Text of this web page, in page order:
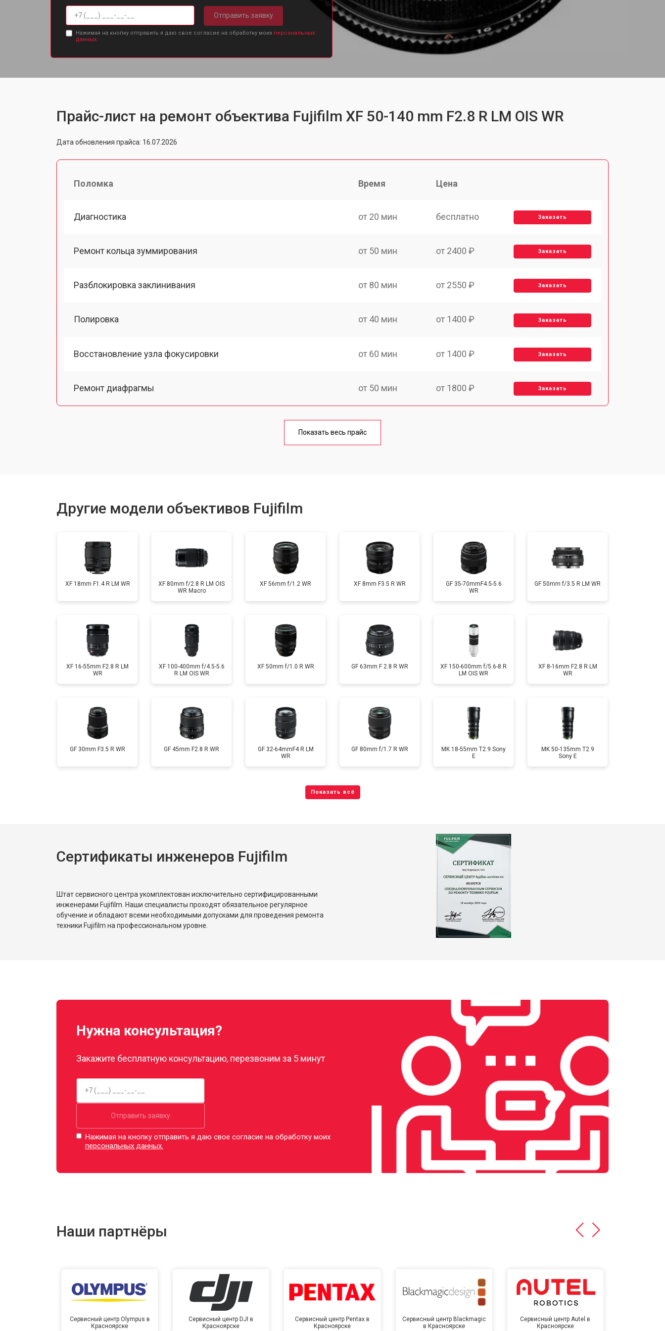
Отправить заявку
Нажимая на кнопку отправить я даю свое согласие на обработку моих персональных
данных.
Прайс-лист на ремонт объектива Fujifilm XF 50-140 mm F2.8 R LM OIS WR
Дата обновления прайса: 16.07.2026
Поломка Время Цена
Диагностика от 20 мин бесплатно Заказать
Ремонт кольца зуммирования от 50 мин от 2400 ₽ Заказать
Разблокировка заклинивания от 80 мин от 2550 ₽ Заказать
Полировка от 40 мин от 1400 ₽ Заказать
Восстановление узла фокусировки от 60 мин от 1400 ₽ Заказать
Ремонт диафрагмы от 50 мин от 1800 ₽ Заказать
от 60 мин
Ремонт шлейфа оптического стабилизатора от 80 мин от 2600 ₽ Заказать
Показать весь прайс
Другие модели объективов Fujifilm
XF 18mm F1.4 R LM WR
XF 80mm f/2.8 R LM OIS
WR Macro
XF 56mm f/1.2 WR XF 8mm F3.5 R WR
GF 35-70mmF4.5-5.6
WR
GF 50mm f/3.5 R LM WR
XF 16-55mm F2.8 R LM
WR
XF 100-400mm f/4.5-5.6
R LM OIS WR
XF 50mm f/1.0 R WR GF 63mm F 2.8 R WR
XF 150-600mm f/5.6-8 R
LM OIS WR
XF 8-16mm F2.8 R LM
WR
GF 30mm F3.5 R WR GF 45mm F2.8 R WR
GF 32-64mmF4 R LM
WR
GF 80mm f/1.7 R WR
MK 18-55mm T2.9 Sony
E
MK 50-135mm T2.9
Sony E
Сертификаты инженеров Fujifilm
Штат сервисного центра укомплектован исключительно сертифицированными
инженерами Fujifilm. Наши специалисты проходят обязательное регулярное
обучение и обладают всеми необходимыми допусками для проведения ремонта
техники Fujifilm на профессиональном уровне.
Нужна консультация?
Закажите бесплатную консультацию, перезвоним за 5 минут
Отправить заявку
Нажимая на кнопку отправить я даю свое согласие на обработку моих
персональных данных.
Наши партнёры
Сервисный центр Olympus в
Красноярске
Сервисный центр DJI в
Красноярске
Сервисный центр Pentax в
Красноярске
Сервисный центр Blackmagic
в Красноярске
Сервисный центр Autel в
Красноярске